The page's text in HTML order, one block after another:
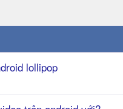
lollipop